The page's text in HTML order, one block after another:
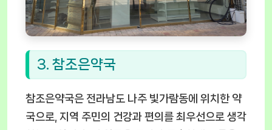
3. 참조은약국
참조은약국은 전라남도 나주 빛가람동에 위치한 약
국으로, 지역 주민의 건강과 편의를 최우선으로 생각